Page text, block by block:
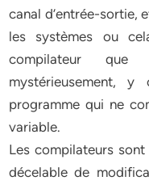
canal d’entrée-sortie,
les systèmes ou
compilateur
mystérieusement,
programme qui ne
variable.
Les compilateurs
décelable de